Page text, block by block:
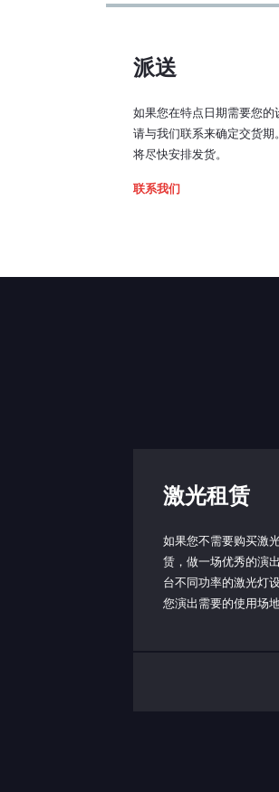
派送
如果您在特点日期需要您的
请与我们联系来确定交货期
将尽快安排发货。
联系我们
激光租赁
如果您不需要购买激
赁，做一场优秀的演
台不同功率的激光灯
您演出需要的使用场地